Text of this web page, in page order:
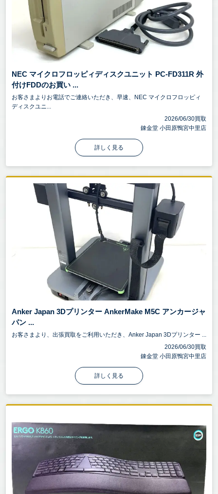
NEC マイクロフロッピィディスクユニット PC-FD311R 外
付けFDDのお買い ...
お客さまよりお電話でご連絡いただき、早速、NEC マイクロフロッピィ
ディスクユニ...
2026/06/30買取
錬金堂 小田原鴨宮中里店
詳しく見る
Anker Japan 3Dプリンター AnkerMake M5C アンカージャ
パン ...
お客さまより、出張買取をご利用いただき、Anker Japan 3Dプリンター ...
2026/06/30買取
錬金堂 小田原鴨宮中里店
詳しく見る